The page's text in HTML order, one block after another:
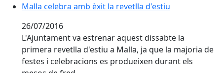
Malla celebra amb èxit la revetlla d'estiu
Malla celebra amb èxit la revetlla d'estiu
26/07/2016
L'Ajuntament va estrenar aquest dissabte la
primera revetlla d'estiu a Malla, ja que la majoria de
festes i celebracions es produeixen durant els